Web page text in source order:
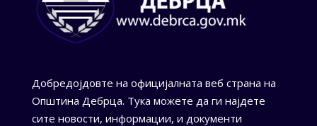
Добредојдовте на официјалната веб страна на
Општина Дебрца. Тука можете да ги најдете
сите новости, информации, и документи